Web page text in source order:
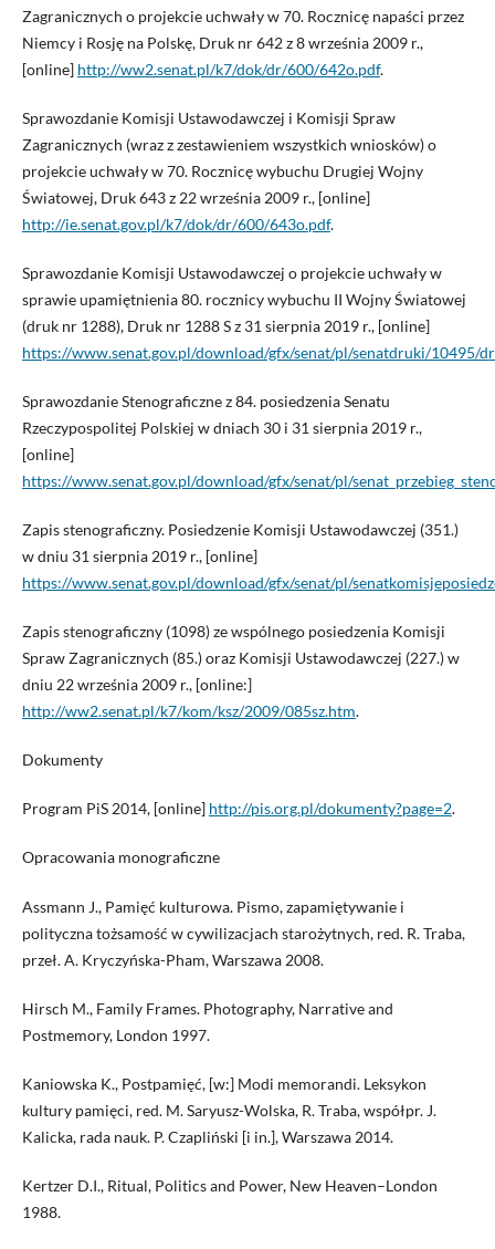
Zagranicznych o projekcie uchwały w 70. Rocznicę napaści przez
Niemcy i Rosję na Polskę, Druk nr 642 z 8 września 2009 r.,
[online] http://ww2.senat.pl/k7/dok/dr/600/642o.pdf.
Sprawozdanie Komisji Ustawodawczej i Komisji Spraw
Zagranicznych (wraz z zestawieniem wszystkich wniosków) o
projekcie uchwały w 70. Rocznicę wybuchu Drugiej Wojny
Światowej, Druk 643 z 22 września 2009 r., [online]
http://ie.senat.gov.pl/k7/dok/dr/600/643o.pdf.
Sprawozdanie Komisji Ustawodawczej o projekcie uchwały w
sprawie upamiętnienia 80. rocznicy wybuchu II Wojny Światowej
(druk nr 1288), Druk nr 1288 S z 31 sierpnia 2019 r., [online]
https://www.senat.gov.pl/download/gfx/senat/pl/senatdruki/10495/
Sprawozdanie Stenograficzne z 84. posiedzenia Senatu
Rzeczypospolitej Polskiej w dniach 30 i 31 sierpnia 2019 r.,
[online]
https://www.senat.gov.pl/download/gfx/senat/pl/
Zapis stenograficzny. Posiedzenie Komisji Ustawodawczej (351.)
w dniu 31 sierpnia 2019 r., [online]
https://www.senat.gov.pl/download/gfx/senat/pl/
Zapis stenograficzny (1098) ze wspólnego posiedzenia Komisji
Spraw Zagranicznych (85.) oraz Komisji Ustawodawczej (227.) w
dniu 22 września 2009 r., [online:]
http://ww2.senat.pl/k7/kom/ksz/2009/085sz.htm.
Dokumenty
Program PiS 2014, [online] http://pis.org.pl/dokumenty?page=2.
Opracowania monograficzne
Assmann J., Pamięć kulturowa. Pismo, zapamiętywanie i
polityczna tożsamość w cywilizacjach starożytnych, red. R. Traba,
przeł. A. Kryczyńska-Pham, Warszawa 2008.
Hirsch M., Family Frames. Photography, Narrative and
Postmemory, London 1997.
Kaniowska K., Postpamięć, [w:] Modi memorandi. Leksykon
kultury pamięci, red. M. Saryusz-Wolska, R. Traba, współpr. J.
Kalicka, rada nauk. P. Czapliński [i in.], Warszawa 2014.
Kertzer D.I., Ritual, Politics and Power, New Heaven–London
1988.